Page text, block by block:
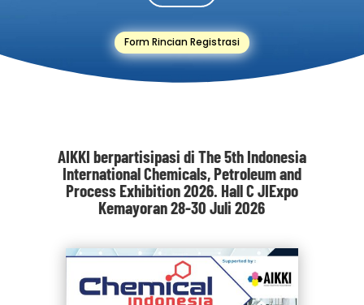
Form Rincian Registrasi
AIKKI berpartisipasi di The 5th Indonesia
International Chemicals, Petroleum and
Process Exhibition 2026. Hall C JIExpo
Kemayoran 28-30 Juli 2026